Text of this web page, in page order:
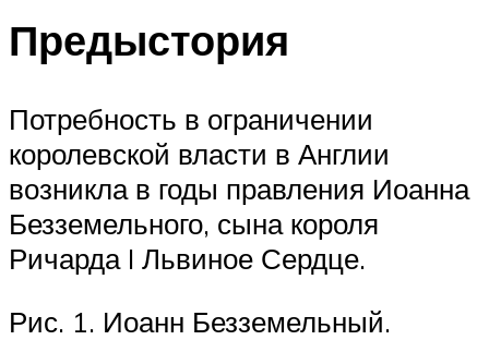
Предыстория
Потребность в ограничении
королевской власти в Англии
возникла в годы правления Иоанна
Безземельного, сына короля
Ричарда I Львиное Сердце.
Рис. 1. Иоанн Безземельный.